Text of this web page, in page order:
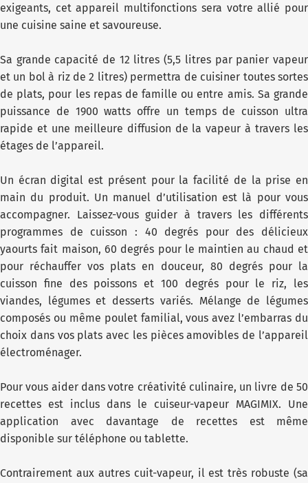
exigeants, cet appareil multifonctions sera votre allié pour
une cuisine saine et savoureuse.
Sa grande capacité de 12 litres (5,5 litres par panier vapeur
et un bol à riz de 2 litres) permettra de cuisiner toutes sortes
de plats, pour les repas de famille ou entre amis. Sa grande
puissance de 1900 watts offre un temps de cuisson ultra
rapide et une meilleure diffusion de la vapeur à travers les
étages de l’appareil.
Un écran digital est présent pour la facilité de la prise en
main du produit. Un manuel d’utilisation est là pour vous
accompagner. Laissez-vous guider à travers les différents
programmes de cuisson : 40 degrés pour des délicieux
yaourts fait maison, 60 degrés pour le maintien au chaud et
pour réchauffer vos plats en douceur, 80 degrés pour la
cuisson fine des poissons et 100 degrés pour le riz, les
viandes, légumes et desserts variés. Mélange de légumes
composés ou même poulet familial, vous avez l’embarras du
choix dans vos plats avec les pièces amovibles de l’appareil
électroménager.
Pour vous aider dans votre créativité culinaire, un livre de 50
recettes est inclus dans le cuiseur-vapeur MAGIMIX. Une
application avec davantage de recettes est même
disponible sur téléphone ou tablette.
Contrairement aux autres cuit-vapeur, il est très robuste (sa